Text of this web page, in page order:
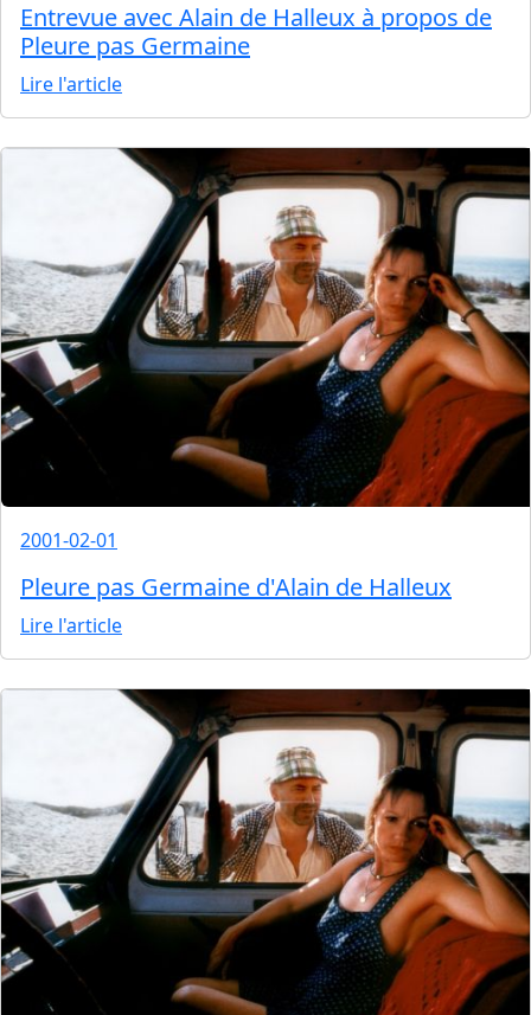
Entrevue avec Alain de Halleux à propos de
Pleure pas Germaine
Lire l'article
2001-02-01
Pleure pas Germaine d'Alain de Halleux
Lire l'article